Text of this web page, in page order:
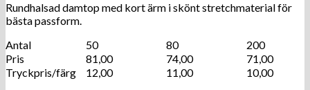
Rundhalsad damtop med kort ärm i skönt stretchmaterial för
bästa passform.
Antal
50 80
200
Pris
81,00 74,00
71,00
Tryckpris/färg
12,00 11,00
10,00